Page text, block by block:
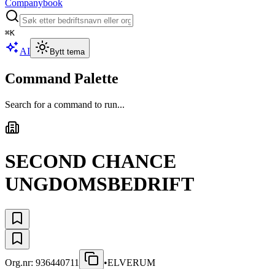
Companybook
⌘K
AI Bytt tema
Command Palette
Search for a command to run...
SECOND CHANCE
UNGDOMSBEDRIFT
Org.nr: 936440711 •ELVERUM